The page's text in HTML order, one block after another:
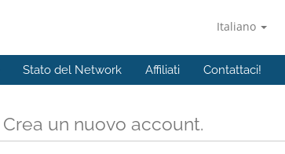
Italiano
Stato del Network Affiliati Contattaci!
Crea un nuovo account.